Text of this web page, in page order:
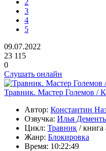
2
3
4
5
09.07.2022
23 115
0
Слушать онлайн
Травник. Мастер Големов /
Автор: Константин
Озвучка: Илья
Цикл: Травник / книга
Жанр: Блокировка
Время: 10:22:49